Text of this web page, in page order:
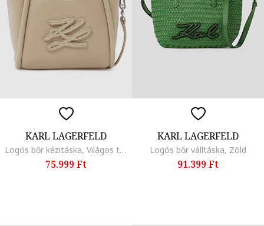
KARL LAGERFELD
Logós bőr kézitáska, Világos tópbarna
75.999 Ft
KARL LAGERFELD
Logós bőr válltáska, Zöld
91.399 Ft